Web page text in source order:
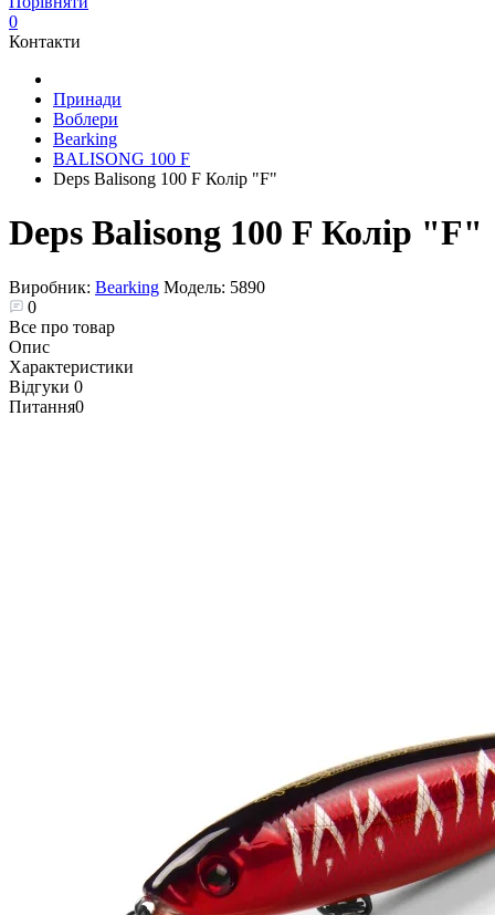
0
Контакти
Принади
Воблери
Bearking
BALISONG 100 F
Deps Balisong 100 F Колір "F"
Deps Balisong 100 F Колір "F"
Виробник: Bearking Модель: 5890
0
Все про товар
Опис
Характеристики
Відгуки 0
Питання0